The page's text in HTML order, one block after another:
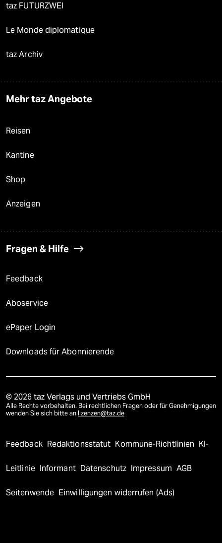
taz FUTURZWEI
Le Monde diplomatique
taz Archiv
Mehr taz Angebote
Reisen
Kantine
Shop
Anzeigen
Fragen & Hilfe
Feedback
Aboservice
ePaper Login
Downloads für Abonnierende
© 2026 taz Verlags und Vertriebs GmbH
Alle Rechte vorbehalten. Bei rechtlichen Fragen oder für Genehmigungen
wenden Sie sich bitte an lizenzen@taz.de
Feedback Redaktionsstatut Kommune-Richtlinien KI-
Leitlinie Informant Datenschutz Impressum AGB
Seitenwende Einwilligungen widerrufen (Ads)